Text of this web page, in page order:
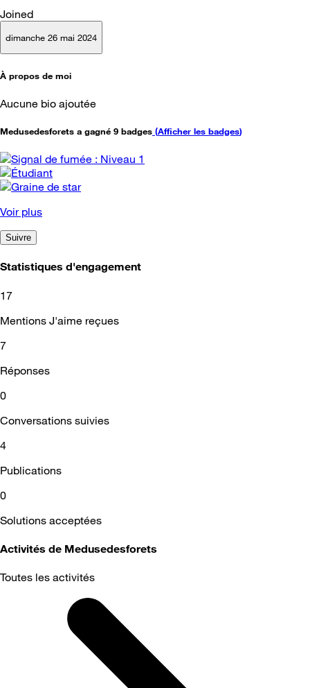
Joined
dimanche 26 mai 2024
À propos de moi
Aucune bio ajoutée
Medusedesforets a gagné 9 badges (Afficher les badges)
Voir plus
Suivre
Statistiques d'engagement
17
Mentions J'aime reçues
7
Réponses
0
Conversations suivies
4
Publications
0
Solutions acceptées
Activités de Medusedesforets
Toutes les activités